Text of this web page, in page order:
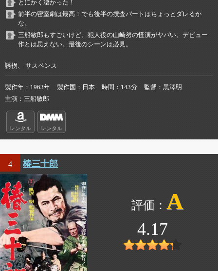
とにかく凄かった！
前半の密室劇は最高！でも後半の捜査パートはちょっとダレるか
な。
三船敏郎もすごいけど、犯人役の山崎努の怪演がヤバい。デビュー
作とは思えない。最後のシーンは必見。
誘拐、 サスペンス
製作年 1963年 製作国 日本 時間 143分 監督
黒澤明
主演
三船敏郎
レンタル レンタル
4 椿三十郎
A
4.17